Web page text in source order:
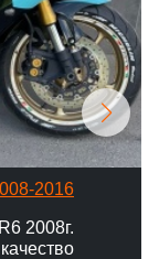
2016
2008г.